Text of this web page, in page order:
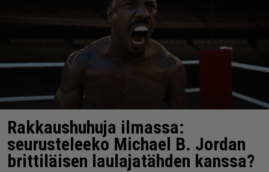
Rakkaushuhuja ilmassa:
seurusteleeko Michael B. Jordan
brittiläisen laulajatähden kanssa?